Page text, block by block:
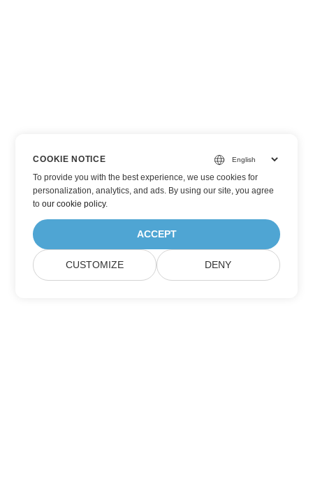
COOKIE NOTICE
To provide you with the best experience, we use cookies for
personalization, analytics, and ads. By using our site, you agree
toour cookie policy.
ACCEPT
CUSTOMIZE DENY